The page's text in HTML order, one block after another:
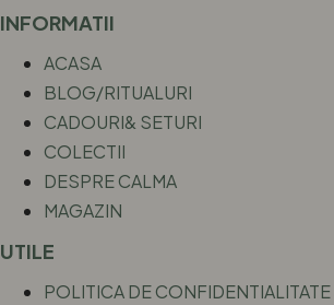
INFORMATII
ACASA
BLOG/RITUALURI
CADOURI& SETURI
COLECTII
DESPRE CALMA
MAGAZIN
UTILE
POLITICA DE CONFIDENTIALITATE